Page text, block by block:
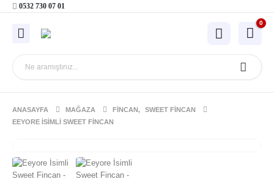
0532 730 07 01
0
ANASAYFA MAĞAZA FINCAN,
SWEET FINCAN
EEYORE İSIMLI SWEET FINCAN